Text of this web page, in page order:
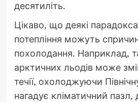
десятиліть.
Цікаво, що деякі
потепління можуть
похолодання. Наприклад,
арктичних льодів може
течії, охолоджуючи
нагадує кліматичний